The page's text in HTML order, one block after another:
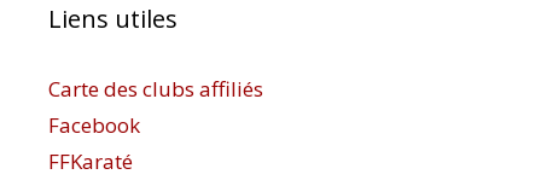
Liens utiles
Carte des clubs affiliés
Facebook
FFKaraté